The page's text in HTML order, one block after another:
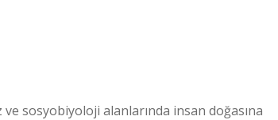
sosyobiyoloji alanlarında insan doğasına